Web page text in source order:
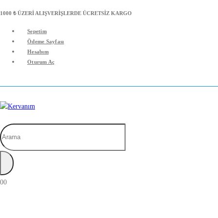
1000 ₺ ÜZERİ ALIŞVERİŞLERDE ÜCRETSİZ KARGO
Sepetim
Ödeme Sayfası
Hesabım
Oturum Aç
00